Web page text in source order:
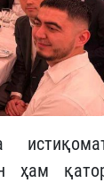
ҳам